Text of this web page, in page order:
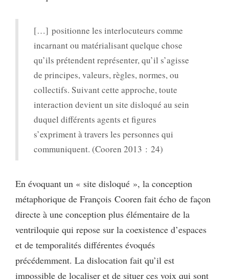
[…] positionne les interlocuteurs comme
incarnant ou matérialisant quelque chose
qu’ils prétendent représenter, qu’il s’agisse
de principes, valeurs, règles, normes, ou
collectifs. Suivant cette approche, toute
interaction devient un site disloqué au sein
duquel différents agents et figures
s’expriment à travers les personnes qui
communiquent. (Cooren 2013 : 24)
En évoquant un « site disloqué », la conception
métaphorique de François Cooren fait écho de façon
directe à une conception plus élémentaire de la
ventriloquie qui repose sur la coexistence d’espaces
et de temporalités différentes évoqués
précédemment. La dislocation fait qu’il est
impossible de localiser et de situer ces voix qui sont